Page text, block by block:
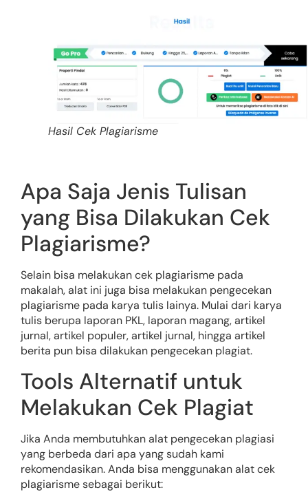
Hasil Cek Plagiarisme
Apa Saja Jenis Tulisan
yang Bisa Dilakukan Cek
Plagiarisme?
Selain bisa melakukan cek plagiarisme pada
makalah, alat ini juga bisa melakukan pengecekan
plagiarisme pada karya tulis lainya. Mulai dari karya
tulis berupa laporan PKL, laporan magang, artikel
jurnal, artikel populer, artikel jurnal, hingga artikel
berita pun bisa dilakukan pengecekan plagiat.
Tools Alternatif untuk
Melakukan Cek Plagiat
Jika Anda membutuhkan alat pengecekan plagiasi
yang berbeda dari apa yang sudah kami
rekomendasikan. Anda bisa menggunakan alat cek
plagiarisme sebagai berikut: